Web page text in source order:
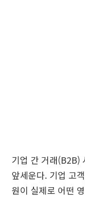
기업 간 거래(B2B)
앞세운다. 기업 고
원이 실제로 어떤